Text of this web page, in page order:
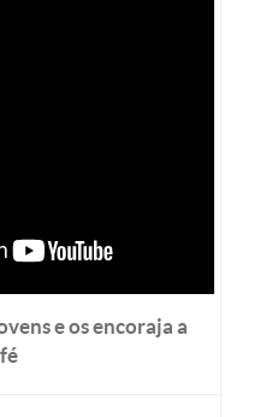
e os encoraja a